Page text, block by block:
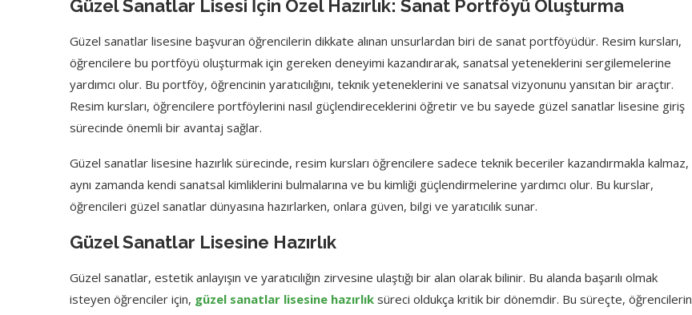
Güzel Sanatlar Lisesi İçin Özel Hazırlık: Sanat Portföyü Oluşturma
Güzel sanatlar lisesine başvuran öğrencilerin dikkate alınan unsurlardan biri de sanat portföyüdür. Resim kursları,
öğrencilere bu portföyü oluşturmak için gereken deneyimi kazandırarak, sanatsal yeteneklerini sergilemelerine
yardımcı olur. Bu portföy, öğrencinin yaratıcılığını, teknik yeteneklerini ve sanatsal vizyonunu yansıtan bir araçtır.
Resim kursları, öğrencilere portföylerini nasıl güçlendireceklerini öğretir ve bu sayede güzel sanatlar lisesine giriş
sürecinde önemli bir avantaj sağlar.
Güzel sanatlar lisesine hazırlık sürecinde, resim kursları öğrencilere sadece teknik beceriler kazandırmakla kalmaz,
aynı zamanda kendi sanatsal kimliklerini bulmalarına ve bu kimliği güçlendirmelerine yardımcı olur. Bu kurslar,
öğrencileri güzel sanatlar dünyasına hazırlarken, onlara güven, bilgi ve yaratıcılık sunar.
Güzel Sanatlar Lisesine Hazırlık
Güzel sanatlar, estetik anlayışın ve yaratıcılığın zirvesine ulaştığı bir alan olarak bilinir. Bu alanda başarılı olmak
isteyen öğrenciler için, güzel sanatlar lisesine hazırlık süreci oldukça kritik bir dönemdir. Bu süreçte, öğrencilerin